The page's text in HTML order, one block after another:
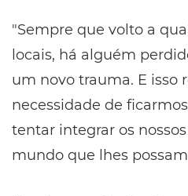
"Sempre que volto a
locais, há alguém
um novo trauma. E isso
necessidade de
tentar integrar os
mundo que lhes